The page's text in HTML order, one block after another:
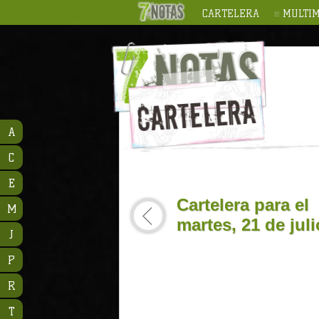
CARTELERA
Cartelera para el
martes, 21 de
A
C
E
M
J
P
R
T